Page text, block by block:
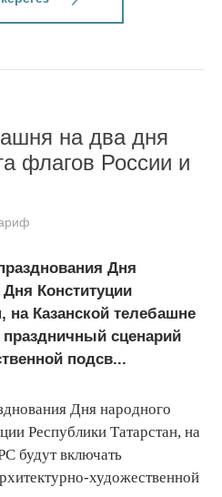
на два дня
флагов России и
Дня
Конституции
на Казанской телебашне
сценарий
подсв...
Дня народного
Республики Татарстан, на
будут включать
художественной